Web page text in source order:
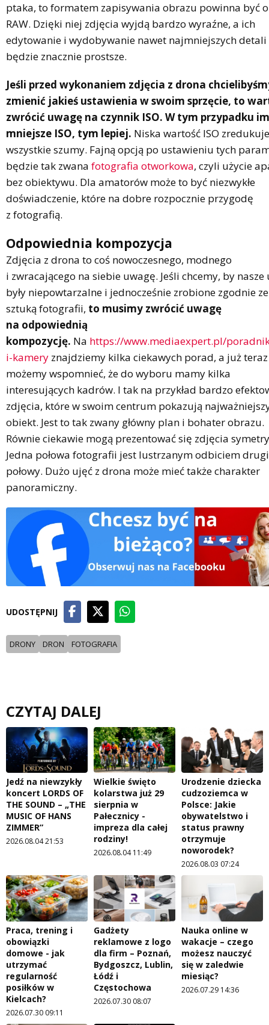
ptaka, to formatem zapisywania obrazu powinna być
RAW. Dzięki niej zdjęcia wyjdą bardzo wyraźne, a ich
edytowanie i wydobywanie nawet najmniejszych detali
będzie znacznie prostsze.
Jeśli przed wykonaniem zdjęcia z drona
zmienić jakieś ustawienia w swoim sprzęcie, to
zwrócić uwagę na czynnik ISO. W tym przypadku im
mniejsze ISO, tym lepiej. Niska wartość ISO zredukuje
wszystkie szumy. Fajną opcją po ustawieniu tych
będzie tak zwana fotografia otworkowa, czyli użycie
bez obiektywu. Dla amatorów może to być niezwykłe
doświadczenie, które na dobre rozpocznie przygodę
z fotografią.
Odpowiednia kompozycja
Zdjęcia z drona to coś nowoczesnego, modnego
i zwracającego na siebie uwagę. Jeśli chcemy, by nasze
były niepowtarzalne i jednocześnie zrobione zgodnie ze
sztuką fotografii, to musimy zwrócić uwagę
na odpowiednią
kompozycję. Na https://www.mediaexpert.pl/
i-kamery znajdziemy kilka ciekawych porad, a już teraz
możemy wspomnieć, że do wyboru mamy kilka
interesujących kadrów. I tak na przykład bardzo
zdjęcia, które w swoim centrum pokazują
obiekt. Jest to tak zwany główny plan i bohater obrazu.
Równie ciekawie mogą prezentować się zdjęcia
Jedna połowa fotografii jest lustrzanym odbiciem
połowy. Dużo ujęć z drona może mieć także charakter
panoramiczny.
UDOSTĘPNIJ
DRONY DRON FOTOGRAFIA
CZYTAJ DALEJ
Jedź na niewzykły
koncert LORDS OF
THE SOUND – „THE
MUSIC OF HANS
ZIMMER”
2026.08.04 21:53
Wielkie święto
kolarstwa już 29
sierpnia w
Pałecznicy -
impreza dla całej
rodziny!
2026.08.04 11:49
Urodzenie dziecka
cudzoziemca w
Polsce: Jakie
obywatelstwo i
status prawny
otrzymuje
noworodek?
2026.08.03 07:24
Praca, trening i
obowiązki
domowe - jak
utrzymać
regularność
posiłków w
Kielcach?
2026.07.30 09:11
Gadżety
reklamowe z logo
dla firm – Poznań,
Bydgoszcz, Lublin,
Łódź i
Częstochowa
2026.07.30 08:07
Nauka online w
wakacje – czego
możesz nauczyć
się w zaledwie
miesiąc?
2026.07.29 14:36